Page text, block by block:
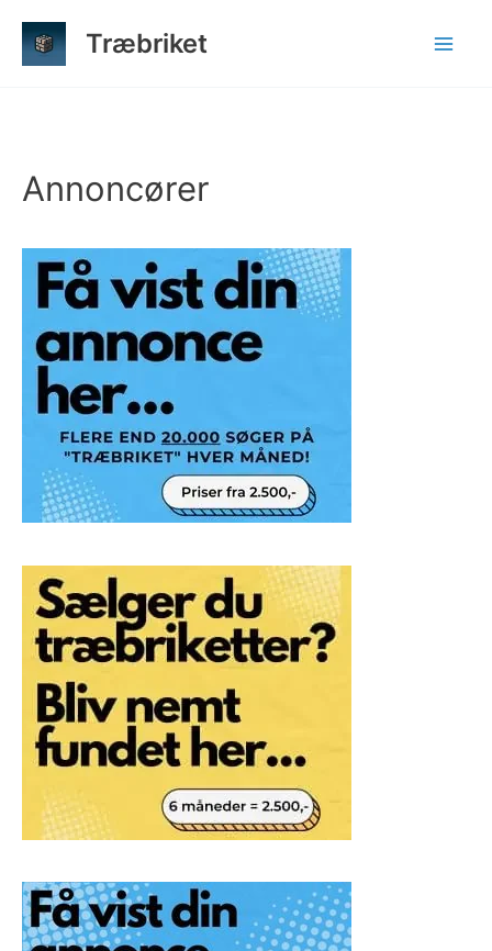
Træbriket
Annoncører